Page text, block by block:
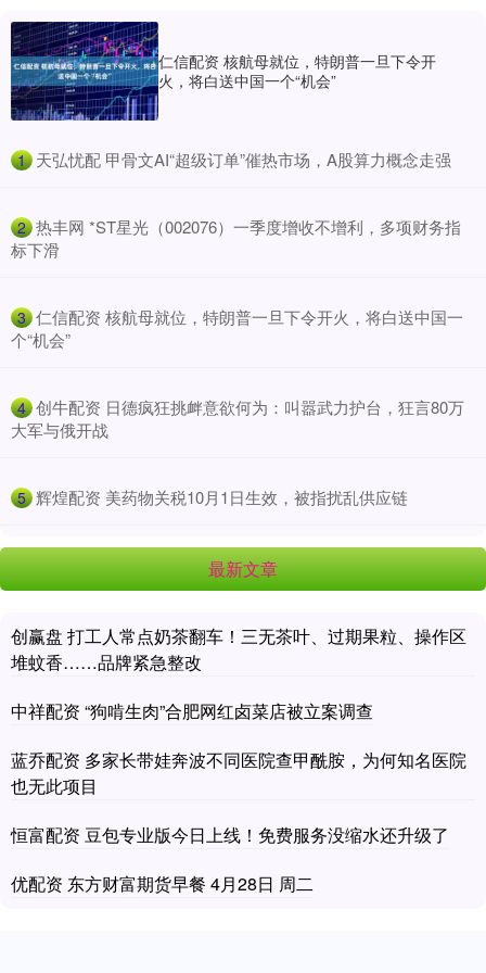
仁信配资 核航母就位，特朗普一旦下令开
火，将白送中国一个“机会”
1 ​天弘忧配 甲骨文AI“超级订单”催热市场，A股算力概念走强
2 ​热丰网 *ST星光（002076）一季度增收不增利，多项财务指
标下滑
3 ​仁信配资 核航母就位，特朗普一旦下令开火，将白送中国一
个“机会”
4 ​创牛配资 日德疯狂挑衅意欲何为：叫嚣武力护台，狂言80万
大军与俄开战
5 ​辉煌配资 美药物关税10月1日生效，被指扰乱供应链
最新文章
创赢盘 打工人常点奶茶翻车！三无茶叶、过期果粒、操作区
堆蚊香……品牌紧急整改
中祥配资 “狗啃生肉”合肥网红卤菜店被立案调查
蓝乔配资 多家长带娃奔波不同医院查甲酰胺，为何知名医院
也无此项目
恒富配资 豆包专业版今日上线！免费服务没缩水还升级了
优配资 东方财富期货早餐 4月28日 周二